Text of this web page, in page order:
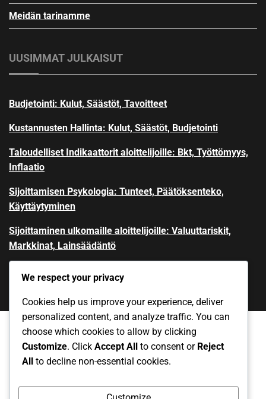
Meidän tarinamme
UUSIMMAT JULKAISUT
Budjetointi: Kulut, Säästöt, Tavoitteet
Kustannusten Hallinta: Kulut, Säästöt, Budjetointi
Taloudelliset Indikaattorit aloittelijoille: Bkt, Työttömyys,
Inflaatio
Sijoittamisen Psykologia: Tunteet, Päätöksenteko,
Käyttäytyminen
Sijoittaminen ulkomaille aloittelijoille: Valuuttariskit,
Markkinat, Lainsäädäntö
Ota yhteys Evästeet ja seuranta
We respect your privacy
Cookies help us improve your experience, deliver
personalized content, and analyze traffic. You can
choose which cookies to allow by clicking
Customize. Click Accept All to consent or Reject
All to decline non-essential cookies.